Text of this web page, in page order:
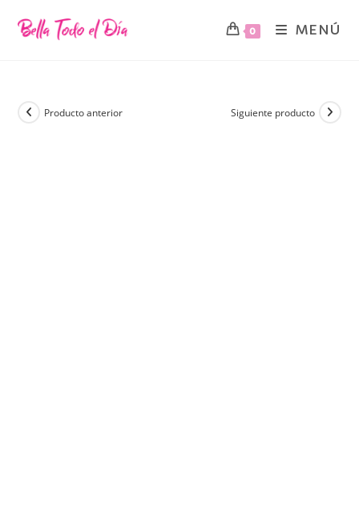
0 MENÚ
Producto anterior Siguiente producto